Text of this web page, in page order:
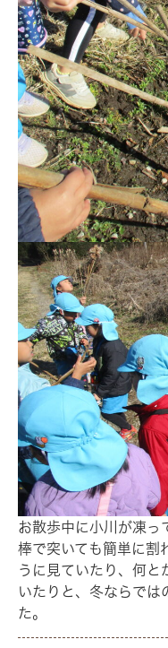
お散歩中に小川が凍っ
棒で突いても簡単に割
うに見ていたり、何と
いたりと、冬ならでは
た。